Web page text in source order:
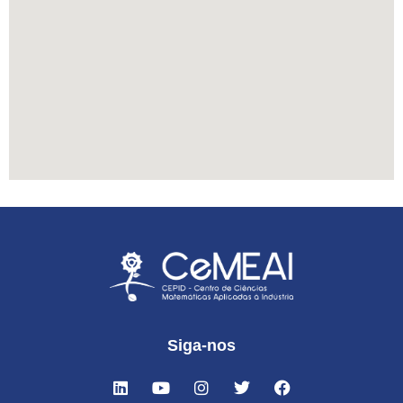
Siga-nos